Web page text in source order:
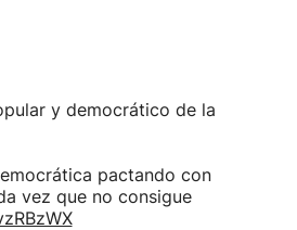
y democrático de la
pactando con
vez que no consigue